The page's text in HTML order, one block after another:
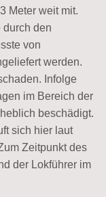
Meter weit mit.
durch den
von
werden.
Infolge
im Bereich der
beschädigt.
sich hier laut
Zeitpunkt des
der Lokführer im